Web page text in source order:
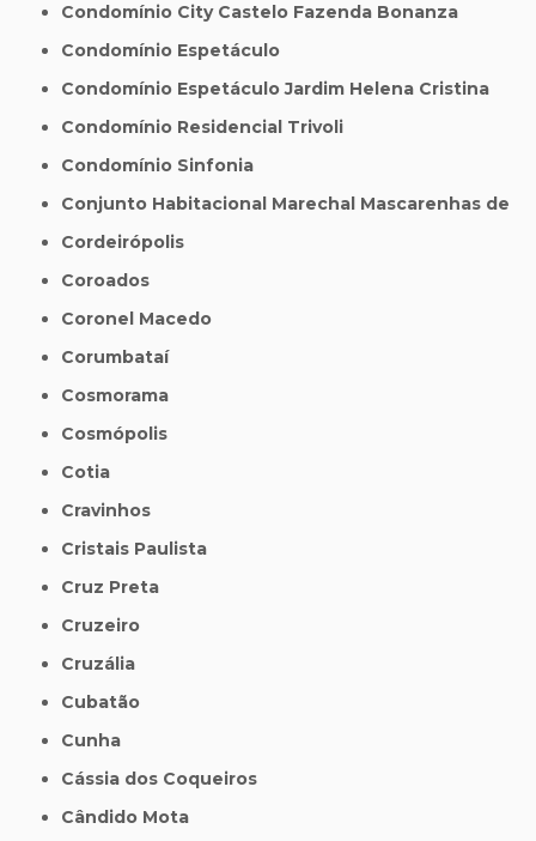
Condomínio City Castelo Fazenda Bonanza
Condomínio Espetáculo
Condomínio Espetáculo Jardim Helena Cristina
Condomínio Residencial Trivoli
Condomínio Sinfonia
Conjunto Habitacional Marechal Mascarenhas de
Cordeirópolis
Coroados
Coronel Macedo
Corumbataí
Cosmorama
Cosmópolis
Cotia
Cravinhos
Cristais Paulista
Cruz Preta
Cruzeiro
Cruzália
Cubatão
Cunha
Cássia dos Coqueiros
Cândido Mota